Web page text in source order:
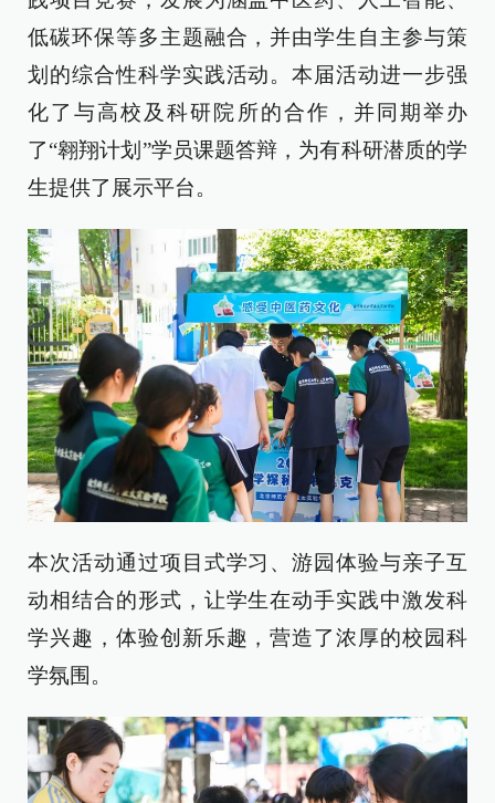
低碳环保等多主题融合，并由学生自主参与策
划的综合性科学实践活动。本届活动进一步强
化了与高校及科研院所的合作，并同期举办
了“翱翔计划”学员课题答辩，为有科研潜质的学
生提供了展示平台。
本次活动通过项目式学习、游园体验与亲子互
动相结合的形式，让学生在动手实践中激发科
学兴趣，体验创新乐趣，营造了浓厚的校园科
学氛围。